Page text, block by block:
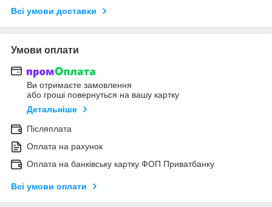
Всі умови доставки
Умови оплати
Ви отримаєте замовлення
або гроші повернуться на вашу картку
Детальніше
Післяплата
Оплата на рахунок
Оплата на банківську картку ФОП Приватбанку
Всі умови оплати